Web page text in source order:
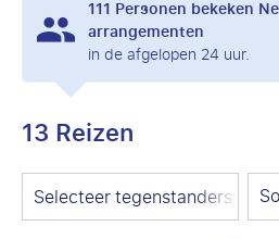
111 Personen bekeken
arrangementen
in de afgelopen 24 uur.
13 Reizen
Selecteer tegenstanders